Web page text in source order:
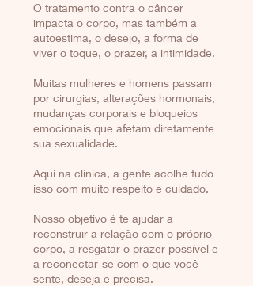
O tratamento contra o câncer
impacta o corpo, mas também a
autoestima, o desejo, a forma de
viver o toque, o prazer, a intimidade.
Muitas mulheres e homens passam
por cirurgias, alterações hormonais,
mudanças corporais e bloqueios
emocionais que afetam diretamente
sua sexualidade.
Aqui na clínica, a gente acolhe tudo
isso com muito respeito e cuidado.
Nosso objetivo é te ajudar a
reconstruir a relação com o próprio
corpo, a resgatar o prazer possível e
a reconectar-se com o que você
sente, deseja e precisa.